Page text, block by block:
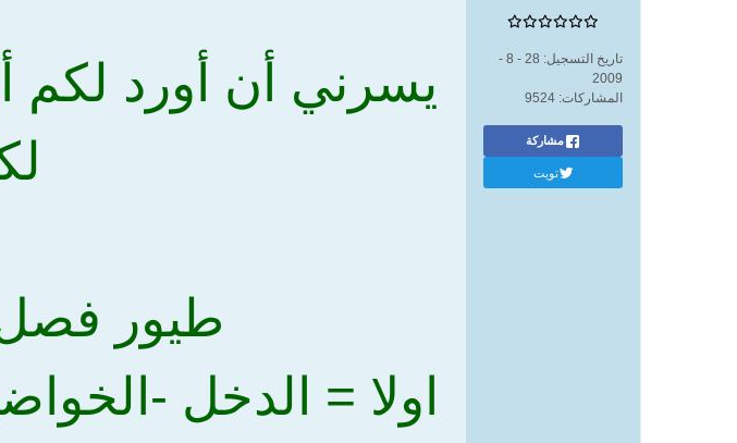
تاريخ التسجيل:
28 - 8 -
2009
المشاركات: 9524
مشاركة
تويت
يسرني أن أورد لكم
طيور